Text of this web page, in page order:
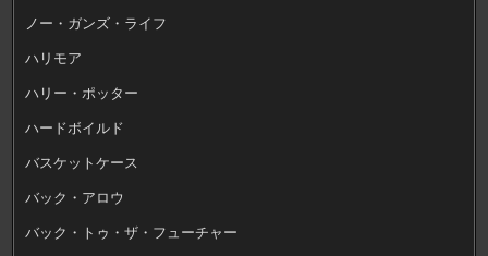
ノー・ガンズ・ライフ
ハリモア
ハリー・ポッター
ハードボイルド
バスケットケース
バック・アロウ
バック・トゥ・ザ・フューチャー